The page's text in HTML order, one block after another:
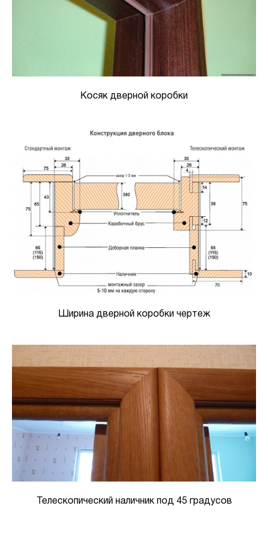
Косяк дверной коробки
Ширина дверной коробки чертеж
Телескопический наличник под 45 градусов